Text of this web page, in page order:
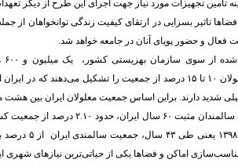
تأمین تجهیزات مورد نیاز جهت اجرای این طرح از دیگر
تاثیر بسزایی در ارتقای کیفیت زندگی توانخواهان از
و حضور پویای آنان در جامعه خواهد شد.
شدید دارند. براین اساس جمعیت معلولان ایران بین هشت
همچنین اکنون جمعیت سالمندان
اماکن و فضاها یکی از حیاتی‌ترین نیازهای شهری